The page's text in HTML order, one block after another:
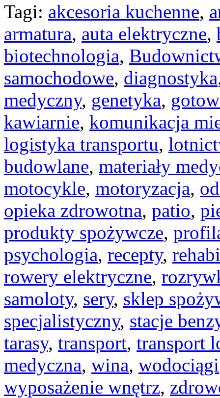
Tagi: akcesoria kuchenne,
armatura, auta elektryczne,
biotechnologia,
samochodowe, diagnostyka
medyczny, genetyka,
kawiarnie, komunikacja
logistyka transportu,
budowlane, materiały
motocykle, motoryzacja,
opieka zdrowotna, patio,
produkty spożywcze,
psychologia, recepty,
rowery elektryczne,
samoloty, sery, sklep
specjalistyczny, stacje
tarasy, transport, transport
medyczna, wina, wodociągi
wyposażenie wnętrz,